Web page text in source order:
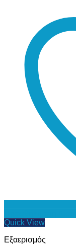
Quick View
Εξαερισμός